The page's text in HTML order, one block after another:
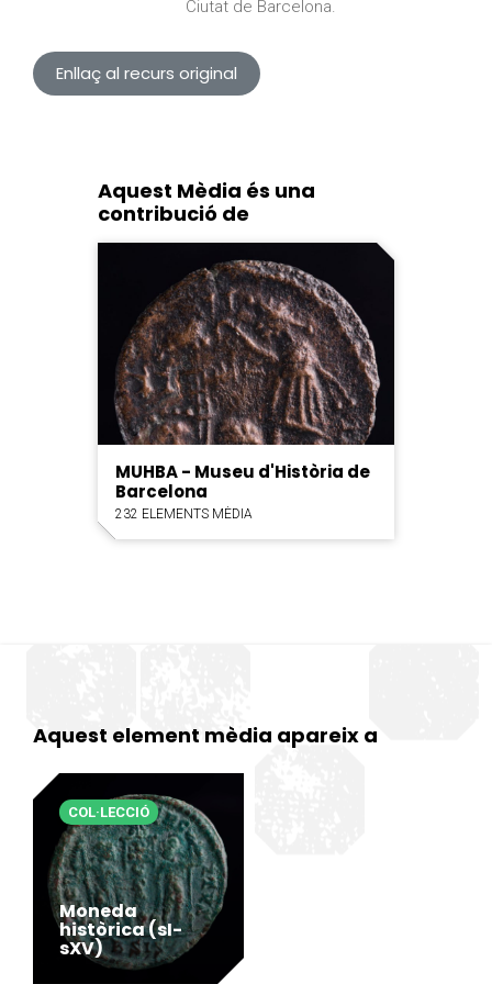
Ciutat de Barcelona.
Enllaç al recurs original
Aquest Mèdia és una
contribució de
MUHBA - Museu d'Història de
Barcelona
232 ELEMENTS MÈDIA
Aquest element mèdia apareix a
Moneda
històrica (sI-
sXV)
COL·LECCIÓ